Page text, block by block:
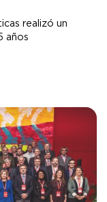
realizó un
años